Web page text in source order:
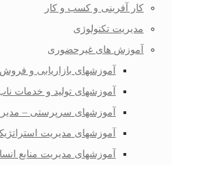
کار آفرینی و کسب و کار
مدیریت تکنولوژی
آموزش های غیرحضوری
آموزشهای بازاریابی و فروش
آموزشهای تولید و خدمات
آموزشهای سرپرستی –
آموزشهای مدیریت
آموزشهای مدیریت منابع